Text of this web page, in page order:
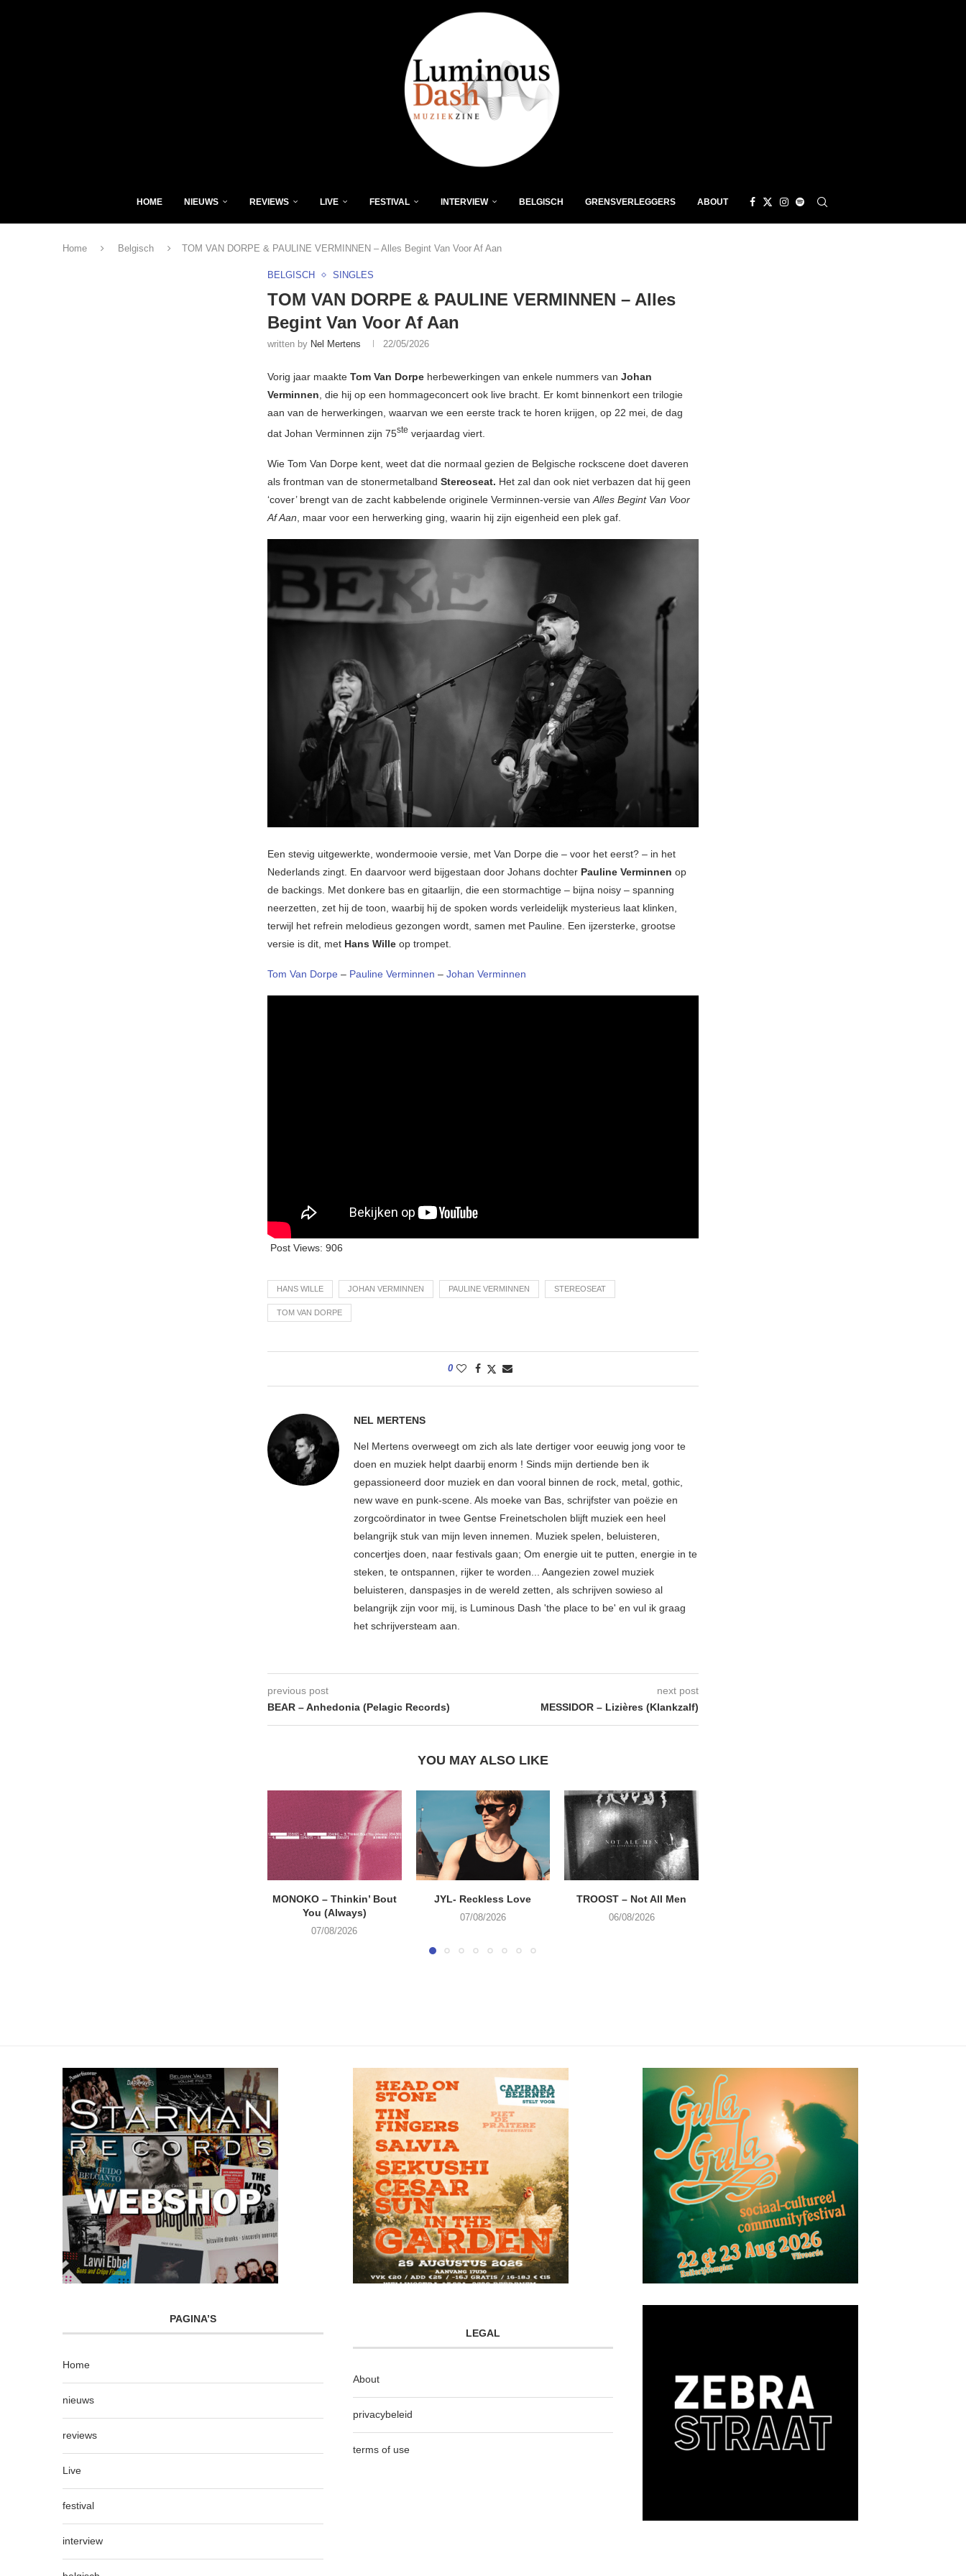
HOME NIEUWS REVIEWS LIVE FESTIVAL INTERVIEW BELGISCH GRENSVERLEGGERS ABOUT
Home Belgisch TOM VAN DORPE & PAULINE VERMINNEN – Alles Begint Van Voor Af Aan
BELGISCH SINGLES
TOM VAN DORPE & PAULINE VERMINNEN – Alles
Begint Van Voor Af Aan
written by Nel Mertens 22/05/2026
Vorig jaar maakte Tom Van Dorpe herbewerkingen van enkele nummers van Johan
Verminnen, die hij op een hommageconcert ook live bracht. Er komt binnenkort een trilogie
aan van de herwerkingen, waarvan we een eerste track te horen krijgen, op 22 mei, de dag
dat Johan Verminnen zijn 75ste verjaardag viert.
Wie Tom Van Dorpe kent, weet dat die normaal gezien de Belgische rockscene doet daveren
als frontman van de stonermetalband Stereoseat. Het zal dan ook niet verbazen dat hij geen
‘cover’ brengt van de zacht kabbelende originele Verminnen-versie van Alles Begint Van Voor
Af Aan , maar voor een herwerking ging, waarin hij zijn eigenheid een plek gaf.
Een stevig uitgewerkte, wondermooie versie, met Van Dorpe die – voor het eerst? – in het
Nederlands zingt. En daarvoor werd bijgestaan door Johans dochter Pauline Verminnen op
de backings. Met donkere bas en gitaarlijn, die een stormachtige – bijna noisy – spanning
neerzetten, zet hij de toon, waarbij hij de spoken words verleidelijk mysterieus laat klinken,
terwijl het refrein melodieus gezongen wordt, samen met Pauline. Een ijzersterke, grootse
versie is dit, met Hans Wille op trompet.
Tom Van Dorpe – Pauline Verminnen – Johan Verminnen
Post Views: 906
HANS WILLE JOHAN VERMINNEN PAULINE VERMINNEN STEREOSEAT
TOM VAN DORPE
0
NEL MERTENS
Nel Mertens overweegt om zich als late dertiger voor eeuwig jong voor te
doen en muziek helpt daarbij enorm ! Sinds mijn dertiende ben ik
gepassioneerd door muziek en dan vooral binnen de rock, metal, gothic,
new wave en punk-scene. Als moeke van Bas, schrijfster van poëzie en
zorgcoördinator in twee Gentse Freinetscholen blijft muziek een heel
belangrijk stuk van mijn leven innemen. Muziek spelen, beluisteren,
concertjes doen, naar festivals gaan; Om energie uit te putten, energie in te
steken, te ontspannen, rijker te worden... Aangezien zowel muziek
beluisteren, danspasjes in de wereld zetten, als schrijven sowieso al
belangrijk zijn voor mij, is Luminous Dash 'the place to be' en vul ik graag
het schrijversteam aan.
previous post
BEAR – Anhedonia (Pelagic Records)
next post
MESSIDOR – Lizières (Klankzalf)
YOU MAY ALSO LIKE
MONOKO – Thinkin’ Bout
You (Always)
07/08/2026
JYL- Reckless Love
07/08/2026
TROOST – Not All Men
06/08/2026
PAGINA’S
Home
nieuws
reviews
Live
festival
interview
LEGAL
About
privacybeleid
terms of use